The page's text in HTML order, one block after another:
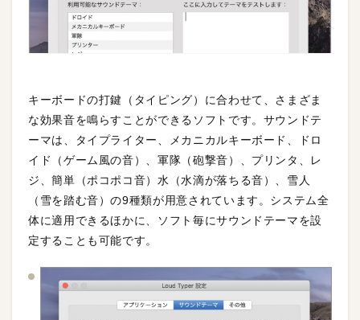
キーボードの打鍵（タイピング）に合わせて、さまざま
な効果音を鳴らすことができるソフトです。サウンドテ
ーマは、タイプライター、メカニカルキーボード、ドロ
イド（ゲーム風の音）、軍隊（砲撃音）、プリンタ、レ
ジ、簡単（ポコポコ音）水（水滴が落ちる音）、雪人
（雪を踏む音）の9種類が用意されています。システム全
体に適用できるほかに、ソフト毎にサウンドテーマを設
定することも可能です。